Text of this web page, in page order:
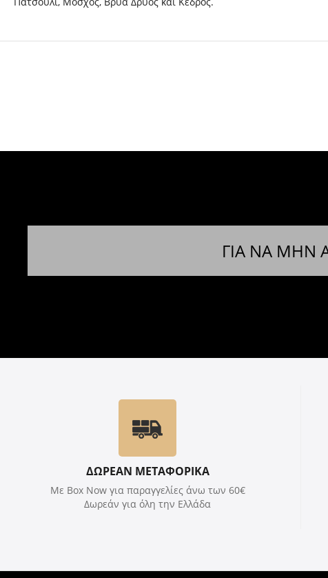
ΓΙΑ ΝΑ ΜΗΝ
ΔΩΡΕΑΝ ΜΕΤΑΦΟΡΙΚΑ
Με Box Now για παραγγελίες άνω των 60€
Δωρεάν για όλη την Ελλάδα